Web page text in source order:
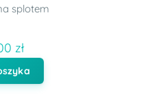
splotem
zł